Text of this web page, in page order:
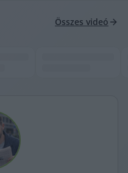
Összes videó